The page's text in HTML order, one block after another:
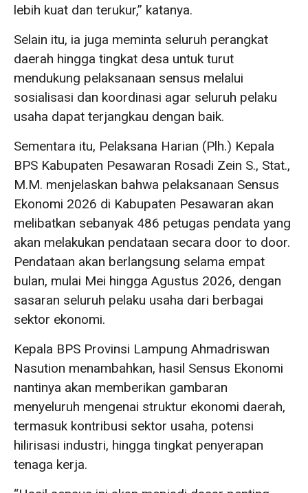
lebih kuat dan terukur,” katanya.
Selain itu, ia juga meminta seluruh perangkat
daerah hingga tingkat desa untuk turut
mendukung pelaksanaan sensus melalui
sosialisasi dan koordinasi agar seluruh pelaku
usaha dapat terjangkau dengan baik.
Sementara itu, Pelaksana Harian (Plh.) Kepala
BPS Kabupaten Pesawaran Rosadi Zein S., Stat.,
M.M. menjelaskan bahwa pelaksanaan Sensus
Ekonomi 2026 di Kabupaten Pesawaran akan
melibatkan sebanyak 486 petugas pendata yang
akan melakukan pendataan secara door to door.
Pendataan akan berlangsung selama empat
bulan, mulai Mei hingga Agustus 2026, dengan
sasaran seluruh pelaku usaha dari berbagai
sektor ekonomi.
Kepala BPS Provinsi Lampung Ahmadriswan
Nasution menambahkan, hasil Sensus Ekonomi
nantinya akan memberikan gambaran
menyeluruh mengenai struktur ekonomi daerah,
termasuk kontribusi sektor usaha, potensi
hilirisasi industri, hingga tingkat penyerapan
tenaga kerja.